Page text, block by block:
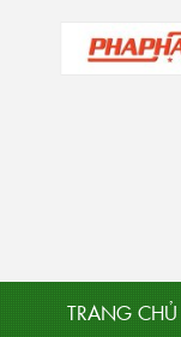
TRANG CHỦ